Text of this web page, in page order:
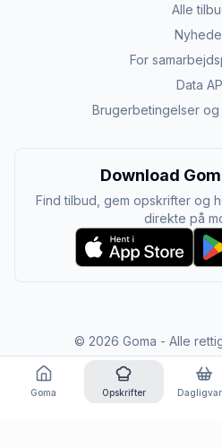
Alle
For
Data
Brugerbetingelser
Download
Find tilbud, gem opskrifter og
direkte på
© 2026 Goma - Alle
Goma Opskrifter